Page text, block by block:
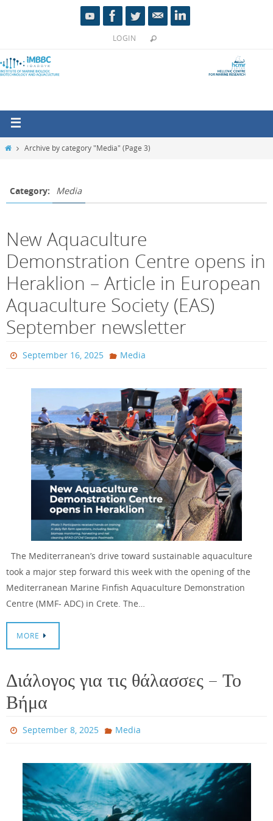
LOGIN
Archive by category "Media" (Page 3)
Category: Media
New Aquaculture
Demonstration Centre opens in
Heraklion – Article in European
Aquaculture Society (EAS)
September newsletter
September 16, 2025 Media
The Mediterranean’s drive toward sustainable aquaculture
took a major step forward this week with the opening of the
Mediterranean Marine Finfish Aquaculture Demonstration
Centre (MMF- ADC) in Crete. The…
MORE
Διάλογος για τις θάλασσες – Το
Βήμα
September 8, 2025 Media